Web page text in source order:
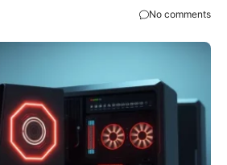
No comments